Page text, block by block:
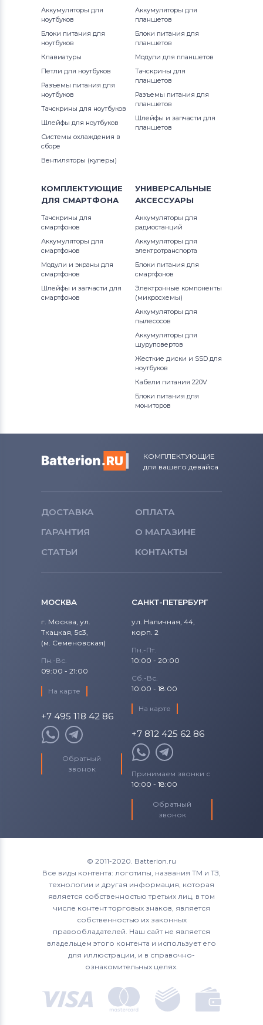
Аккумуляторы для
ноутбуков
Блоки питания для
ноутбуков
Клавиатуры
Петли для ноутбуков
Разъемы питания для
ноутбуков
Тачскрины для ноутбуков
Шлейфы для ноутбуков
Системы охлаждения в
сборе
Вентиляторы (кулеры)
Аккумуляторы для
планшетов
Блоки питания для
планшетов
Модули для планшетов
Тачскрины для
планшетов
Разъемы питания для
планшетов
Шлейфы и запчасти для
планшетов
КОМПЛЕКТУЮЩИЕ
ДЛЯ СМАРТФОНА
Тачскрины для
смартфонов
Аккумуляторы для
смартфонов
Модули и экраны для
смартфонов
Шлейфы и запчасти для
смартфонов
УНИВЕРСАЛЬНЫЕ
АКСЕССУАРЫ
Аккумуляторы для
радиостанций
Аккумуляторы для
электротранспорта
Блоки питания для
смартфонов
Электронные компоненты
(микросхемы)
Аккумуляторы для
пылесосов
Аккумуляторы для
шуруповертов
Жесткие диски и SSD для
ноутбуков
Кабели питания 220V
Блоки питания для
мониторов
КОМПЛЕКТУЮЩИЕ
для вашего девайса
ДОСТАВКА
ОПЛАТА
ГАРАНТИЯ
О МАГАЗИНЕ
СТАТЬИ
КОНТАКТЫ
МОСКВА
г. Москва, ул.
Ткацкая, 5с3,
(м. Семеновская)
Пн.-Вс.
09:00 - 21:00
На карте
+7 495 118 42 86
Обратный
звонок
САНКТ-ПЕТЕРБУРГ
ул. Наличная, 44,
корп. 2
Пн.-Пт.
10:00 - 20:00
Сб.-Вс.
10:00 - 18:00
На карте
+7 812 425 62 86
Принимаем звонки с
10:00 - 18:00
Обратный
звонок
© 2011-2020. Batterion.ru
Все виды контента: логотипы, названия ТМ и ТЗ,
технологии и другая информация, которая
является собственностью третьих лиц, в том
числе контент торговых знаков, является
собственностью их законных
правообладателей. Наш сайт не является
владельцем этого контента и использует его
для иллюстрации, и в справочно-
ознакомительных целях.